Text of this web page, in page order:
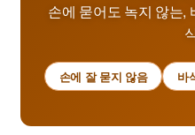
손에 묻어도 녹지 않는,
손에 잘 묻지 않음 바